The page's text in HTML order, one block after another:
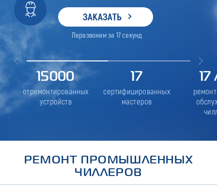
ЗАКАЗАТЬ
Перезвоним за 17секунд
15000
отремонтированных
устройств
17
сертифицированных
мастеров
17
РЕМОНТ ПРОМЫШЛЕННЫХ
ЧИЛЛЕРОВ